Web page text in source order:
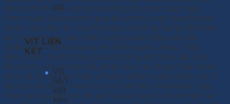
pvc
VÍT LIÊN
KẾT
Vít
liên
kết
kèo
để ổn định lưu lượng và nồng độ nước cấp. tiếp
theo nước được bơm qua bể phán ứng hóa chất sẽ
được cấp đầy đủ và phù hợp với công nghệ đã thiết
kế ( tùy thuộc vào chất lượng nước đầu vào đã
phân tích mà ta đưa ra hệ thống phù hợp). Tiếp
đến, nước được chảy qua bể lắng để lắng các cặn
đã được xử lý trước đó, phần bùn sẽ được thải ra bể
bùn và xử lý theo tiêu chuẩn, phần nước được lọc ở
bể bùn sẽ được hoàn lưu về bể điều hòa.Nước tiếp
theo sẽ qua bể lọc để giữ lại các tạp chất còn sót lại